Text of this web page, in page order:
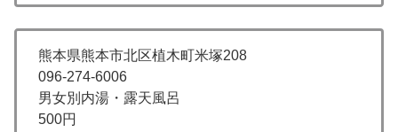
熊本県熊本市北区植木町米塚208
096-274-6006
男女別内湯・露天風呂
500円